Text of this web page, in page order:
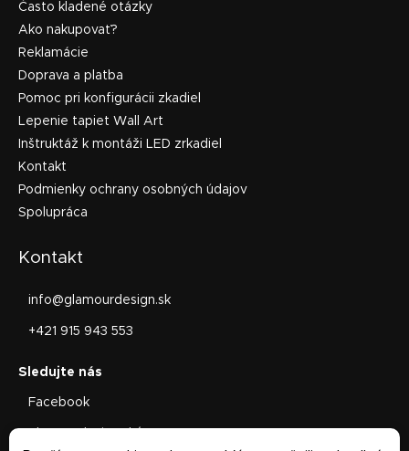
Často kladené otázky
Ako nakupovať?
Reklamácie
Doprava a platba
Pomoc pri konfigurácii zkadiel
Lepenie tapiet Wall Art
Inštruktáž k montáži LED zrkadiel
Kontakt
Podmienky ochrany osobných údajov
Spolupráca
Kontakt
info@glamourdesign.sk
+421 915 943 553
Facebook